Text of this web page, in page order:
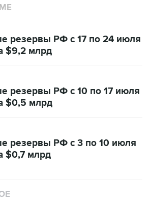
резервы РФ с 17 по 24 июля
$9,2 млрд
резервы РФ с 10 по 17 июля
$0,5 млрд
резервы РФ с 3 по 10 июля
$0,7 млрд